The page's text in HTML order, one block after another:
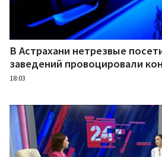
В Астрахани нетрезвые
заведений провоцировали
18:03